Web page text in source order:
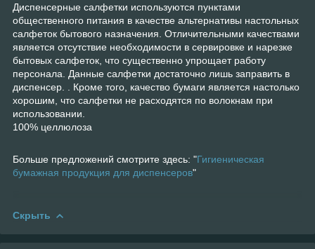
Диспенсерные салфетки используются пунктами
общественного питания в качестве альтернативы настольных
салфеток бытового назначения. Отличительными качествами
является отсутствие необходимости в сервировке и нарезке
бытовых салфеток, что существенно упрощает работу
персонала. Данные салфетки достаточно лишь заправить в
диспенсер. . Кроме того, качество бумаги является настолько
хорошим, что салфетки не расходятся по волокнам при
использовании.
100% целлюлоза
Больше предложений смотрите здесь: "Гигиеническая
бумажная продукция для диспенсеров"
Скрыть